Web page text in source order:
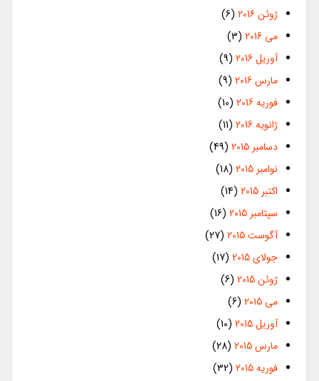
ژوئن 2016
(6)
می 2016
(3)
آوریل 2016
(9)
مارس 2016
(9)
فوریه 2016
(10)
ژانویه 2016
(11)
دسامبر 2015
(49)
نوامبر 2015
(18)
اکتبر 2015
(14)
سپتامبر 2015
(16)
آگوست 2015
(27)
جولای 2015
(17)
ژوئن 2015
(6)
می 2015
(6)
آوریل 2015
(10)
مارس 2015
(28)
فوریه 2015
(32)